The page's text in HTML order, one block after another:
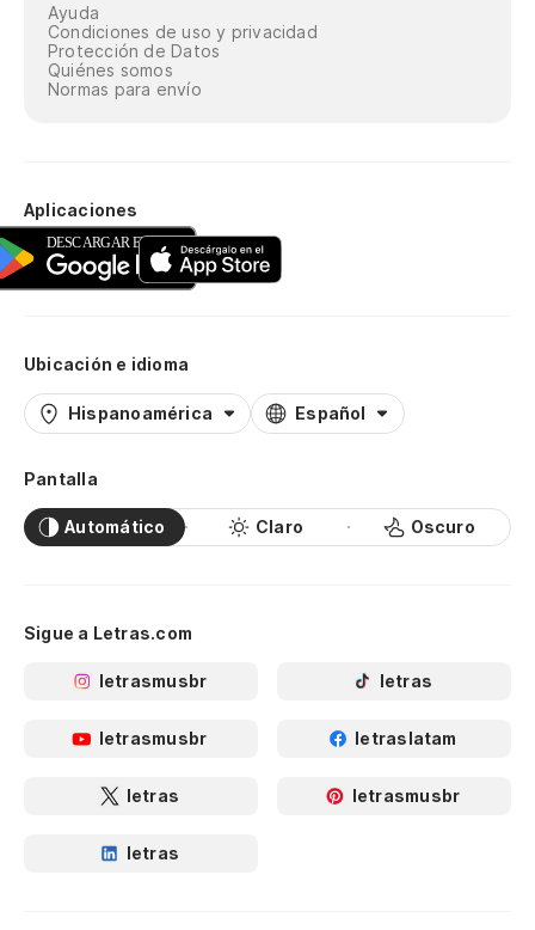
Ayuda
Condiciones de uso y privacidad
Protección de Datos
Quiénes somos
Normas para envío
Aplicaciones
Ubicación e idioma
Hispanoamérica Español
Pantalla
Automático Claro Oscuro
Sigue a Letras.com
letrasmusbr letras
letrasmusbr letraslatam
letras letrasmusbr
letras